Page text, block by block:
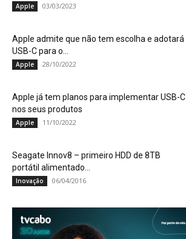
Apple 03/03/2023
Apple admite que não tem escolha e adotará
USB-C para o...
Apple 28/10/2022
Apple já tem planos para implementar USB-C
nos seus produtos
Apple 11/10/2022
Seagate Innov8 – primeiro HDD de 8TB
portátil alimentado...
Inovação 06/04/2016